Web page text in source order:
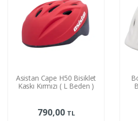
Asistan Cape H50 Bisiklet
Kaskı Kırmızı ( L Beden )
790,00 TL